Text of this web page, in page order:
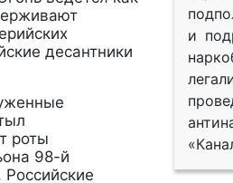
и
десантники
роты
98-й